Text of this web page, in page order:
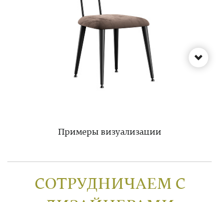
Примеры визуализации
СОТРУДНИЧАЕМ С